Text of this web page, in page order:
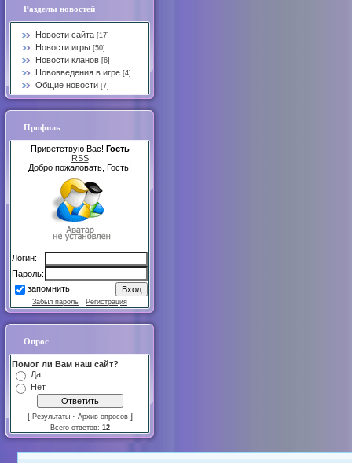
Разделы новостей
Новости сайта [17]
Новости игры [50]
Новости кланов [6]
Нововведения в игре [4]
Общие новости [7]
Профиль
Приветствую Вас! Гость
RSS
Добро пожаловать, Гость!
Логин:
Пароль:
запомнить
Забыл пароль · Регистрация
Опрос
Помог ли Вам наш сайт?
Да
Нет
[ Результаты · Архив опросов ]
Всего ответов: 12